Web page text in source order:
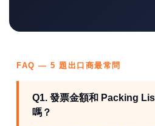
FAQ — 5 題出口商最常問
Q1. 發票金額和 Packing
嗎？